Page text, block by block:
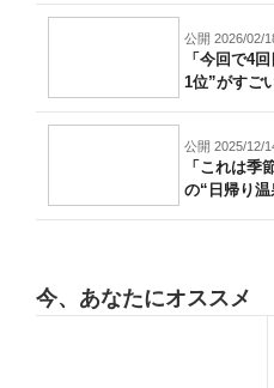
公開 2026/02/
「今回で4
1位”がすご
公開 2025/12/
「これは
の“日帰り
今、あなたにオススメ